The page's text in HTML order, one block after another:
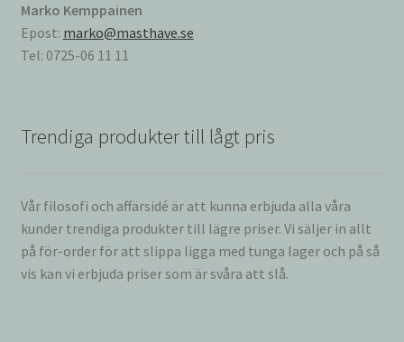
Marko Kemppainen
Epost: marko@masthave.se
Tel: 0725-06 11 11
Trendiga produkter till lågt pris
Vår filosofi och affärsidé är att kunna erbjuda alla våra
kunder trendiga produkter till lägre priser. Vi säljer in allt
på för-order för att slippa ligga med tunga lager och på så
vis kan vi erbjuda priser som är svåra att slå.